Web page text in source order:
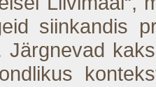
siinkandis
Järgnevad